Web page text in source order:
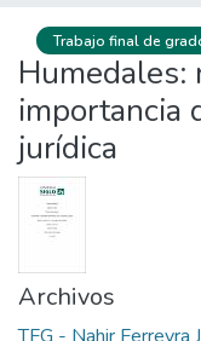
Trabajo final de
Humedales:
importancia
jurídica
Archivos